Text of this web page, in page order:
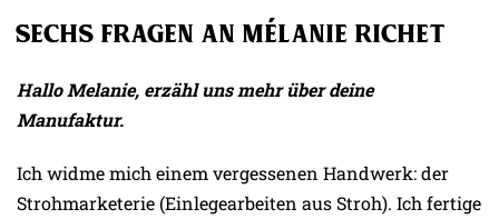
Sechs Fragen an Mélanie Richet
Hallo Melanie, erzähl uns mehr über deine
Manufaktur.
Ich widme mich einem vergessenen Handwerk: der
Strohmarketerie (Einlegearbeiten aus Stroh). Ich fertige